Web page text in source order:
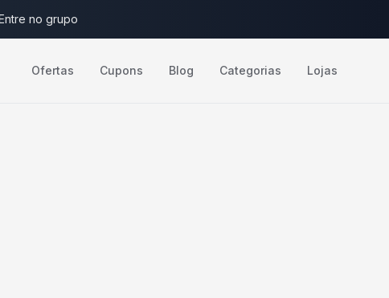
no grupo
Ofertas Cupons Blog Categorias Lojas